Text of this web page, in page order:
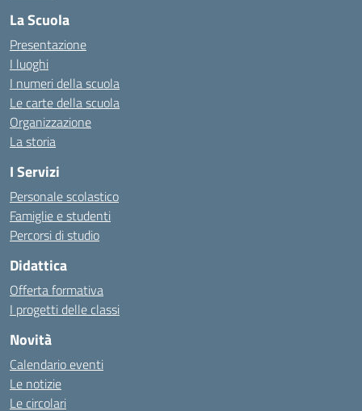
La Scuola
Presentazione
I luoghi
I numeri della scuola
Le carte della scuola
Organizzazione
La storia
I Servizi
Personale scolastico
Famiglie e studenti
Percorsi di studio
Didattica
Offerta formativa
I progetti delle classi
Novità
Calendario eventi
Le notizie
Le circolari